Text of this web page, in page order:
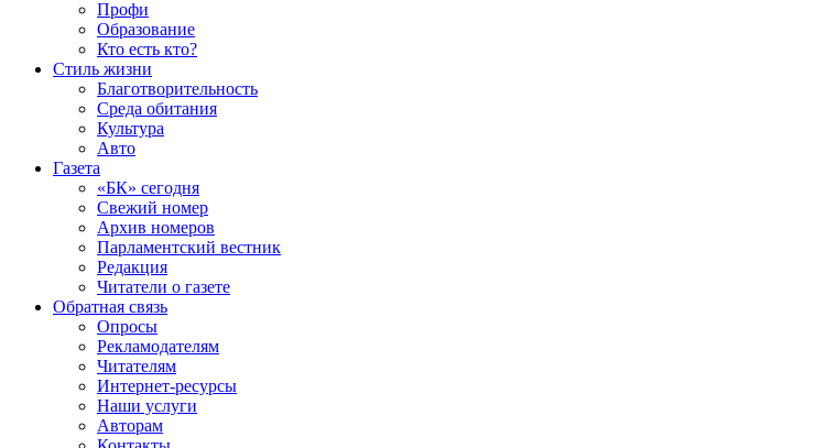
Профи
Образование
Кто есть кто?
Стиль жизни
Благотворительность
Среда обитания
Культура
Авто
Газета
«БК» сегодня
Свежий номер
Архив номеров
Парламентский вестник
Редакция
Читатели о газете
Обратная связь
Опросы
Рекламодателям
Читателям
Интернет-ресурсы
Наши услуги
Авторам